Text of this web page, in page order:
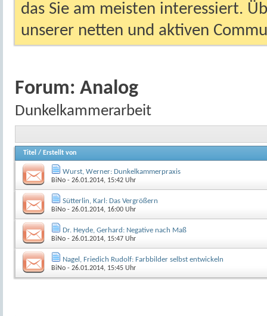
das Sie am meisten interessiert.
unserer netten und aktiven
Forum: Analog
Dunkelkammerarbeit
Titel / Erstellt von
Wurst, Werner: Dunkelkammerpraxis
BiNo - 26.01.2014, 15:42 Uhr
Sütterlin, Karl: Das Vergrößern
BiNo - 26.01.2014, 16:00 Uhr
Dr. Heyde, Gerhard: Negative nach Maß
BiNo - 26.01.2014, 15:47 Uhr
Nagel, Friedich Rudolf: Farbbilder selbst entwickeln
BiNo - 26.01.2014, 15:45 Uhr